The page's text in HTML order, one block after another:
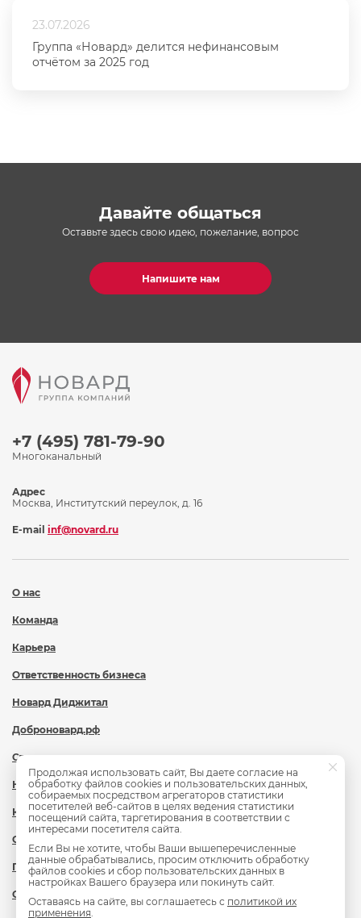
23.07.2026
Группа «Новард» делится нефинансовым
отчётом за 2025 год
Давайте общаться
Оставьте здесь свою идею, пожелание, вопрос
Напишите нам
+7 (495) 781-79-90
Многоканальный
О нас
Команда
Карьера
Ответственность бизнеса
Новард Диджитал
Доброновард.рф
Статьи
Новости
Контакты
Охрана труда
Политика обработки персональных данных
Сведения об образовательной организации
Адрес
Москва, Институтский переулок, д. 16
E-mail inf@novard.ru
Продолжая использовать сайт, Вы даете согласие на
обработку файлов cookies и пользовательских данных,
собираемых посредством агрегаторов статистики
посетителей веб-сайтов в целях ведения статистики
посещений сайта, таргетирования в соответствии с
интересами посетителя сайта.
Если Вы не хотите, чтобы Ваши вышеперечисленные
данные обрабатывались, просим отключить обработку
файлов cookies и сбор пользовательских данных в
настройках Вашего браузера или покинуть сайт.
Оставаясь на сайте, вы соглашаетесь с политикой их
применения.